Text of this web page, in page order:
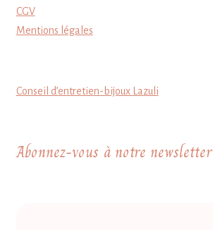
CGV
Mentions légales
Conseil d’entretien-bijoux Lazuli
Abonnez-vous à notre newsletter